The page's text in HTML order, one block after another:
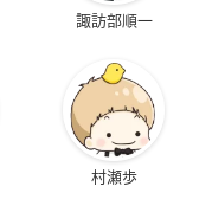
諏訪部順一
村瀬歩